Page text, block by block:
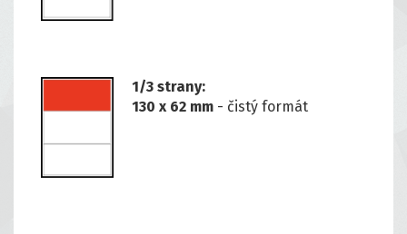
1/3 strany:
130 x 62 mm - čistý formát